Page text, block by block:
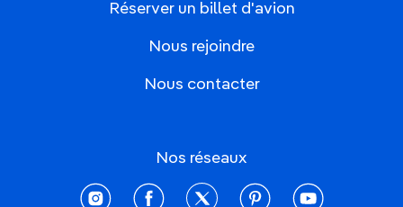
Réserver un billet d'avion
Nous rejoindre
Nous contacter
Nos réseaux
instagramfacebooktwitter pinterestyoutube